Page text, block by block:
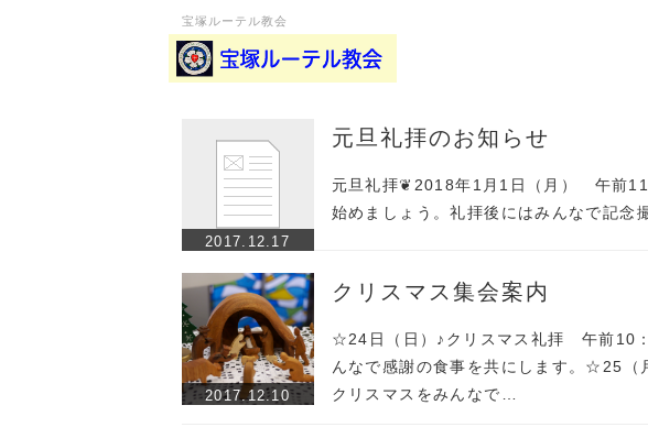
宝塚ルーテル教会
2017.12.17
元旦礼拝のお知らせ
元旦礼拝❦2018年1月1日（月） 午前11
始めましょう。礼拝後にはみんなで記念
2017.12.10
クリスマス集会案内
☆24日（日）♪クリスマス礼拝 午前10
んなで感謝の食事を共にします。☆25
クリスマスをみんなで…